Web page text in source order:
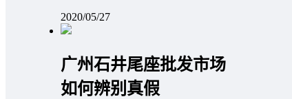
2020/05/27
广州石井尾座批发市场
如何辨别真假